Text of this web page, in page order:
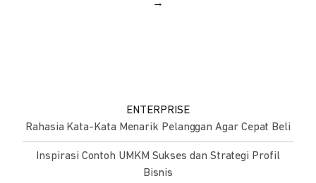
→
ENTERPRISE
Rahasia Kata-Kata Menarik Pelanggan Agar Cepat Beli
Inspirasi Contoh UMKM Sukses dan Strategi Profil
Bisnis